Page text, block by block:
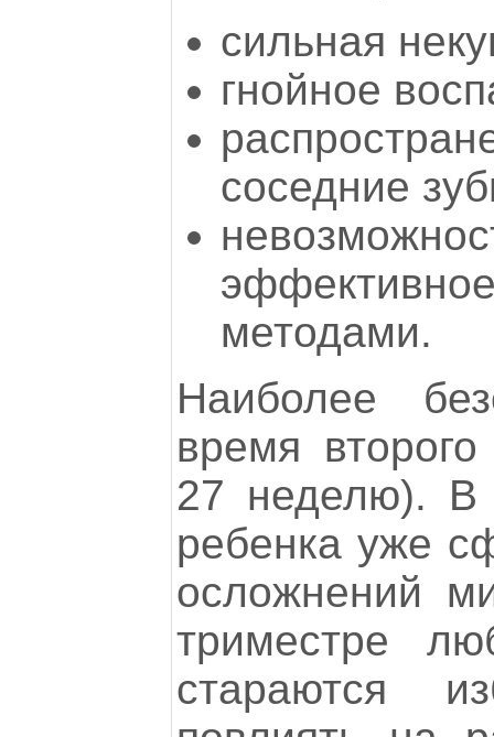
сильная
гнойное
соседние
методами.
Наиболее
время
27 неделю). В
ребенка уже
осложнений
триместре
стараются